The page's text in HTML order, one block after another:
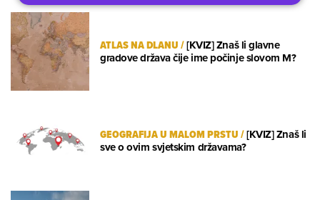
ATLAS NA DLANU/[KVIZ] Znaš li glavne
gradove država čije ime počinje slovom M?
GEOGRAFIJA U MALOM PRSTU/[KVIZ] Znaš li
sve o ovim svjetskim državama?